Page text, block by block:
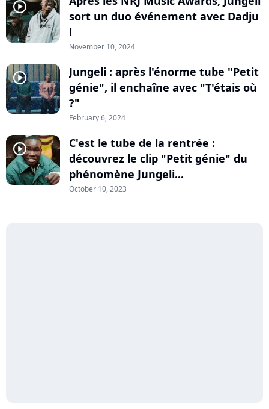
player2
sort un duo événement avec Dadju
!
November 10, 2024
player2
Jungeli : après l'énorme tube "Petit
génie", il enchaîne avec "T'étais où
?"
February 6, 2024
player2
C'est le tube de la rentrée :
découvrez le clip "Petit génie" du
phénomène Jungeli...
October 10, 2023